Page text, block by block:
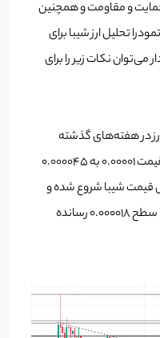
و مقاومت و همچنین
تحلیل ارز شیبا برای
می‌توان نکات زیر را برای
ارز در هفته‌های گذشته
شاهد یک رشد شدید 380 درصدی از قیمت 0.00001 به 0.000045
قیمت شیبا شروع شده و
قیمت با یک نزول 60 درصدی خود را به سطح 0.000018 رسانده